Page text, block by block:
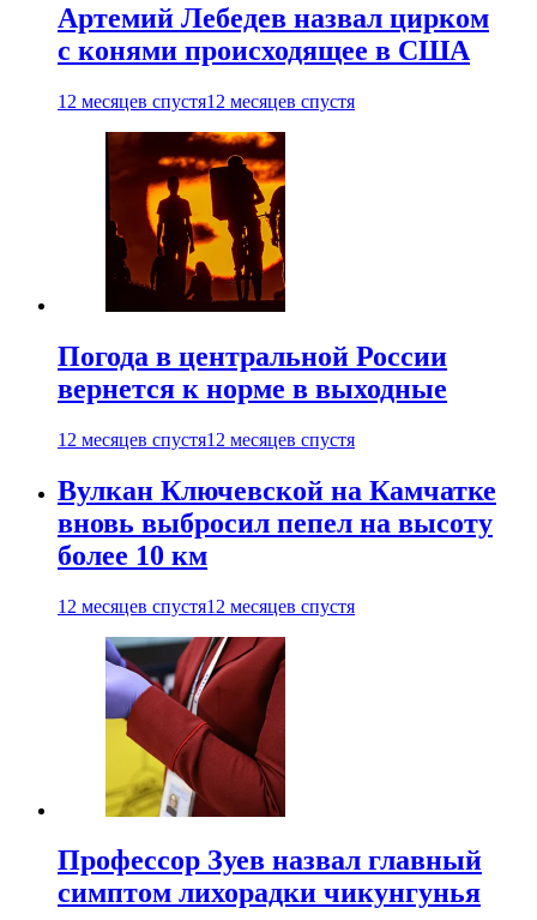
Артемий Лебедев назвал цирком
с конями происходящее в США
12 месяцев спустя12 месяцев спустя
Погода в центральной России
вернется к норме в выходные
12 месяцев спустя12 месяцев спустя
Вулкан Ключевской на Камчатке
вновь выбросил пепел на высоту
более 10 км
12 месяцев спустя12 месяцев спустя
Профессор Зуев назвал главный
симптом лихорадки чикунгунья